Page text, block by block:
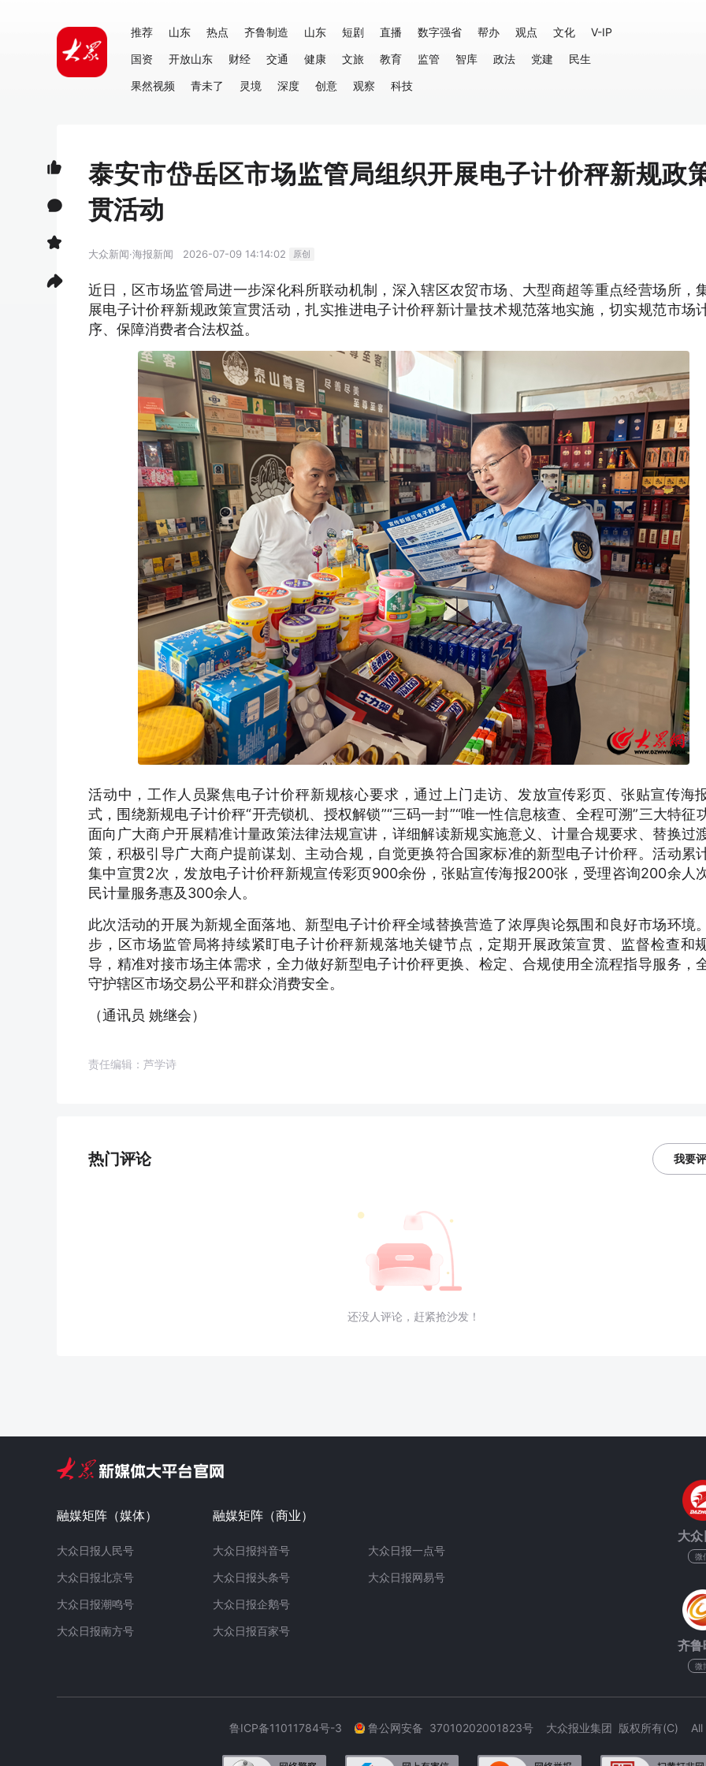
推荐 山东 热点 齐鲁制造 山东 短剧 直播 数字强省 帮办 观点 文化
V-IP
国资
开放山东 财经 交通 健康 文旅 教育 监管 智库 政法 党建
民生
果然视频
青未了 灵境 深度 创意 观察 科技
泰安市岱岳区市场监管局组织开展电子计价秤新规政
贯活动
大众新闻·海报新闻 2026-07-09 14:14:02 原创
近日，区市场监管局进一步深化科所联动机制，深入辖区农贸市场、大型商超等重点经营场所，
展电子计价秤新规政策宣贯活动，扎实推进电子计价秤新计量技术规范落地实施，切实规范市场
序、保障消费者合法权益。
活动中，工作人员聚焦电子计价秤新规核心要求，通过上门走访、发放宣传彩页、张贴宣传海
式，围绕新规电子计价秤“开壳锁机、授权解锁”“三码一封”“唯一性信息核查、全程可溯”三大特征
面向广大商户开展精准计量政策法律法规宣讲，详细解读新规实施意义、计量合规要求、替换过
策，积极引导广大商户提前谋划、主动合规，自觉更换符合国家标准的新型电子计价秤。活动累
集中宣贯2次，发放电子计价秤新规宣传彩页900余份，张贴宣传海报200张，受理咨询200余人
民计量服务惠及300余人。
此次活动的开展为新规全面落地、新型电子计价秤全域替换营造了浓厚舆论氛围和良好市场环境
步，区市场监管局将持续紧盯电子计价秤新规落地关键节点，定期开展政策宣贯、监督检查和
导，精准对接市场主体需求，全力做好新型电子计价秤更换、检定、合规使用全流程指导服务，
守护辖区市场交易公平和群众消费安全。
（通讯员 姚继会）
责任编辑：芦学诗
热门评论 我要
还没人评论，赶紧抢沙发！
融媒矩阵（媒体）
大众日报人民号
大众日报北京号
大众日报潮鸣号
大众日报南方号
融媒矩阵（商业）
大众日报抖音号
大众日报头条号
大众日报企鹅号
大众日报百家号
大众日报一点号
大众日报网易号
大
微
齐鲁
微
鲁ICP备11011784号-3 鲁公网安备 37010202001823号 大众报业集团 版权所有(C)